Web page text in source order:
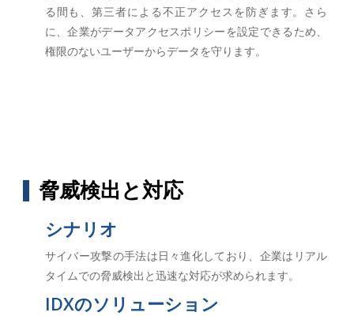
る間も、第三者による不正アクセスを防ぎます。さら
に、企業がデータアクセスポリシーを設定できるため、
権限のないユーザーからデータを守ります。
脅威検出と対応
シナリオ
サイバー攻撃の手法は日々進化しており、企業はリアル
タイムでの脅威検出と迅速な対応が求められます。
IDXのソリューション